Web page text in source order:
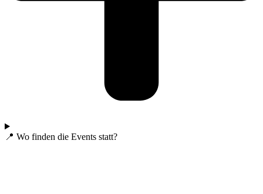
📍 Wo finden die Events statt?